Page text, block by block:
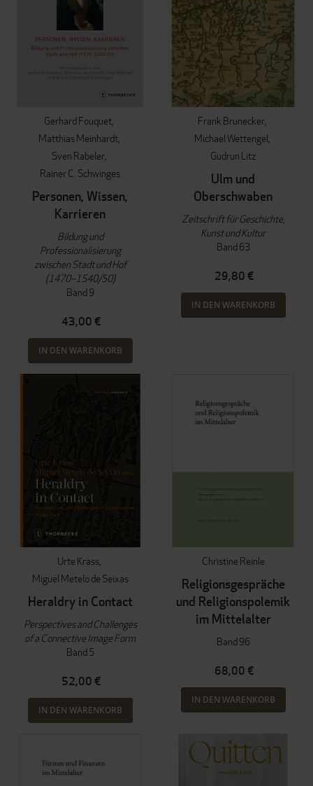
Gerhard Fouquet
Matthias Meinhardt
Sven Rabeler
Rainer C. Schwinges
Personen, Wissen,
Karrieren
Bildung und
Professionalisierung
zwischen Stadt und Hof
(1470–1540/50)
Band 9
43,00 €
IN DEN WARENKORB
Frank Brunecker
Michael Wettengel
Gudrun Litz
Ulm und
Oberschwaben
Zeitschrift für Geschichte,
Kunst und Kultur
Band 63
29,80 €
IN DEN WARENKORB
Urte Krass
Miguel Metelo de Seixas
Heraldry in Contact
Perspectives and Challenges
of a Connective Image Form
Band 5
52,00 €
IN DEN WARENKORB
Christine Reinle
Religionsgespräche
und Religionspolemik
im Mittelalter
Band 96
68,00 €
IN DEN WARENKORB